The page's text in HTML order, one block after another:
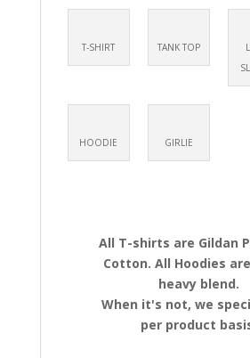
T-SHIRT TANK TOP
HOODIE GIRLIE
All T-shirts are Gildan
Cotton. All Hoodies
heavy blend.
When it's not, we
per product